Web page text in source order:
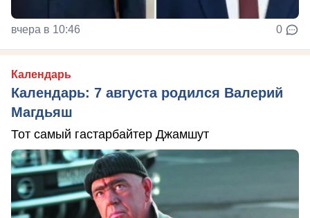
вчера в 10:46 0
Календарь
Календарь: 7 августа родился Валерий
Магдьяш
Тот самый гастарбайтер Джамшут